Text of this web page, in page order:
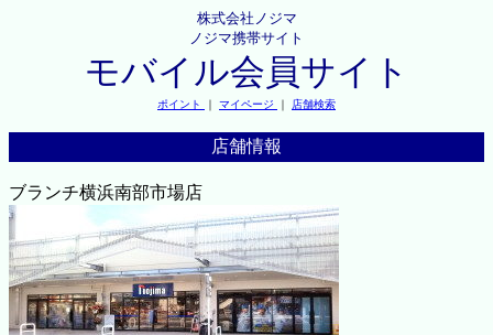
株式会社ノジマ
ノジマ携帯サイト
モバイル会員サイト
ポイント ｜ マイページ ｜ 店舗検索
店舗情報
ブランチ横浜南部市場店